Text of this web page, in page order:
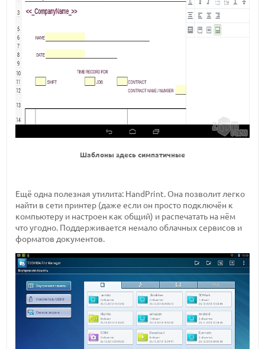
Шаблоны здесь симпатичные
Ещё одна полезная утилита: HandPrint. Она позволит легко
найти в сети принтер (даже если он просто подключён к
компьютеру и настроен как общий) и распечатать на нём
что угодно. Поддерживается немало облачных сервисов и
форматов документов.